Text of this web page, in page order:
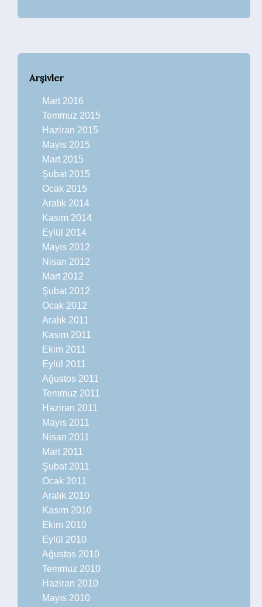
Arşivler
Mart 2016
Temmuz 2015
Haziran 2015
Mayıs 2015
Mart 2015
Şubat 2015
Ocak 2015
Aralık 2014
Kasım 2014
Eylül 2014
Mayıs 2012
Nisan 2012
Mart 2012
Şubat 2012
Ocak 2012
Aralık 2011
Kasım 2011
Ekim 2011
Eylül 2011
Ağustos 2011
Temmuz 2011
Haziran 2011
Mayıs 2011
Nisan 2011
Mart 2011
Şubat 2011
Ocak 2011
Aralık 2010
Kasım 2010
Ekim 2010
Eylül 2010
Ağustos 2010
Temmuz 2010
Haziran 2010
Mayıs 2010